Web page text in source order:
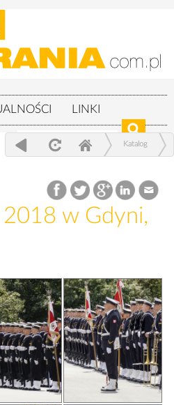
LINKI
Katalog
Święto Morza 2018 w Gdyni, 24.06.2018r.
w Gdyni,